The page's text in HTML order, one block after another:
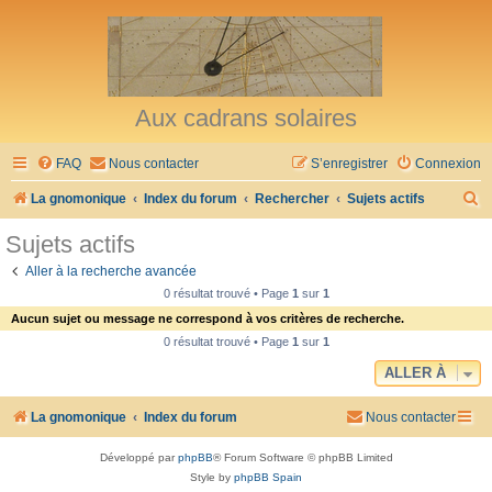
Aux cadrans solaires
FAQ Nous contacter Connexion
S’enregistrer
La gnomonique Index du forum Rechercher Sujets actifs
h
Sujets actifs
Aller à la recherche avancée
0 résultat trouvé • Page 1sur 1
Aucun sujet ou message ne correspond à vos critères de recherche.
0 résultat trouvé • Page 1sur 1
ALLER À
La gnomonique Index du forum Nous contacter
Développé parphpBB® Forum Software © phpBB Limited
Style by phpBB Spain